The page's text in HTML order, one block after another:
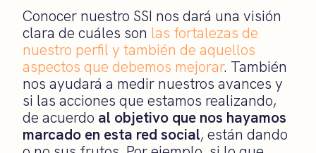
Conocer nuestro SSI nos dará una visión
clara de cuáles son las fortalezas de
nuestro perfil y también de aquellos
aspectos que debemos mejorar. También
nos ayudará a medir nuestros avances y
si las acciones que estamos realizando,
de acuerdo al objetivo que nos hayamos
marcado en esta red social, están dando